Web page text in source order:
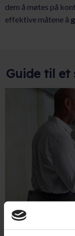
dem å møtes på
effektive måtene å
Guide til et